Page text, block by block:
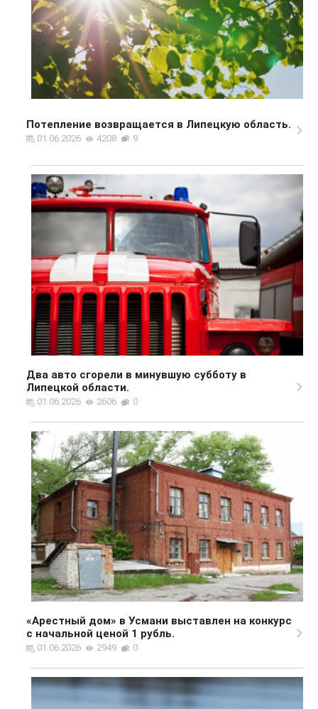
Потепление возвращается в Липецкую область.
01.06.2026 4208 9
Два авто сгорели в минувшую субботу в
Липецкой области.
01.06.2026 2606 0
«Арестный дом» в Усмани выставлен на конкурс
с начальной ценой 1 рубль.
01.06.2026 2949 0